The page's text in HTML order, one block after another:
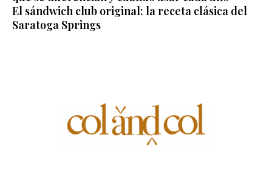
El sándwich club original: la receta clásica del
Saratoga Springs